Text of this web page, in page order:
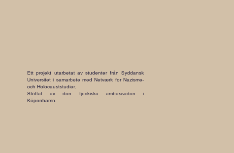
Ett projekt utarbetat av studenter från Syddansk
Universitet i samarbete med Netværk for Nazisme-
och Holocauststudier.
Stöttat av den tjeckiska ambassaden i
Köpenhamn.